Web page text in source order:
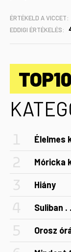
ÉRTÉKELD A VICCET:
EDDIGI ÉRTÉKELÉS:
TOP10
Élelmes
Móricka
Hiány
Suliban .
Orosz